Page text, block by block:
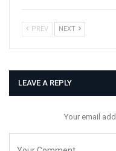
PREV NEXT
LEAVE A REPLY
Your email